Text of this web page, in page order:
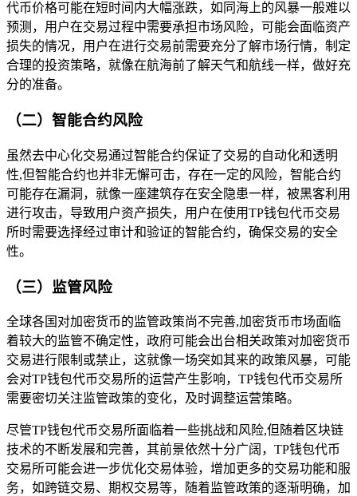
代币价格可能在短时间内大幅涨跌，如同海上的风暴一般难以
预测，用户在交易过程中需要承担市场风险，可能会面临资产
损失的情况，用户在进行交易前需要充分了解市场行情，制定
合理的投资策略，就像在航海前了解天气和航线一样，做好充
分的准备。
（二）智能合约风险
虽然去中心化交易通过智能合约保证了交易的自动化和透明
性,但智能合约也并非无懈可击，存在一定的风险，智能合约
可能存在漏洞，就像一座建筑存在安全隐患一样，被黑客利用
进行攻击，导致用户资产损失，用户在使用TP钱包代币交易
所时需要选择经过审计和验证的智能合约，确保交易的安全
性。
（三）监管风险
全球各国对加密货币的监管政策尚不完善,加密货币市场面临
着较大的监管不确定性，政府可能会出台相关政策对加密货币
交易进行限制或禁止，这就像一场突如其来的政策风暴，可能
会对TP钱包代币交易所的运营产生影响，TP钱包代币交易所
需要密切关注监管政策的变化，及时调整运营策略。
尽管TP钱包代币交易所面临着一些挑战和风险,但随着区块链
技术的不断发展和完善，其前景依然十分广阔，TP钱包代币
交易所可能会进一步优化交易体验，增加更多的交易功能和服
务，如跨链交易、期权交易等，随着监管政策的逐渐明确，加